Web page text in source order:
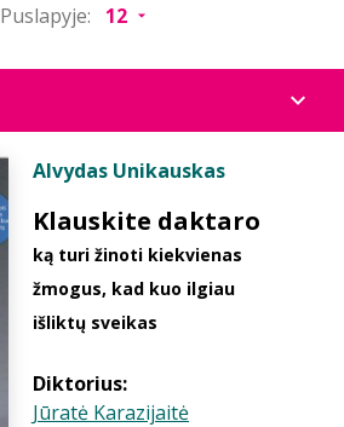
Puslapyje:
Alvydas Unikauskas
Klauskite daktaro
ką turi žinoti kiekvienas
žmogus, kad kuo ilgiau
išliktų sveikas
Diktorius:
Jūratė Karazijaitė